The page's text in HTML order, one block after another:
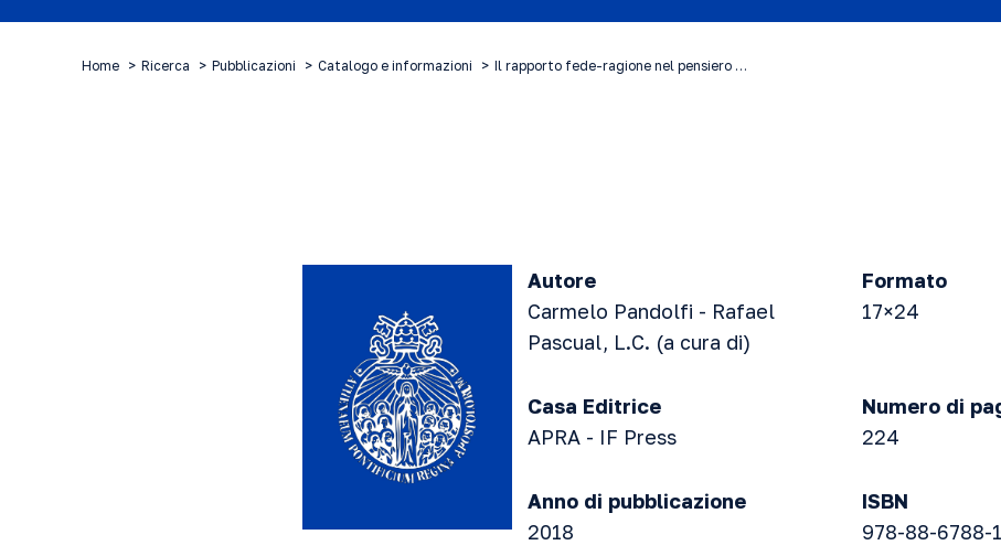
Home Ricerca Pubblicazioni Catalogo e informazioni Il rapporto fede-ragione nel pensiero …
Autore
Carmelo Pandolfi - Rafael
Pascual, L.C. (a cura di)
Formato
17×24
Casa Editrice
APRA - IF Press
Numero di
224
Anno di pubblicazione
2018
ISBN
978-88-6788-